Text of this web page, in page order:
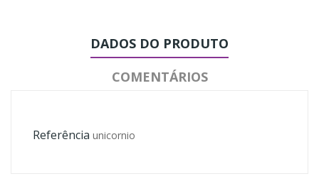
DADOS DO PRODUTO
COMENTÁRIOS
Referência unicornio